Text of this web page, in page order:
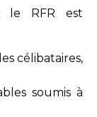
le RFR est
célibataires,
soumis à